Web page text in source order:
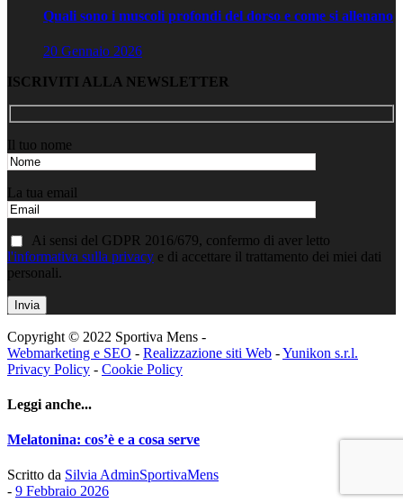
Quali sono i muscoli profondi del dorso e come si allenano
20 Gennaio 2026
ISCRIVITI ALLA NEWSLETTER
Il tuo nome
La tua email
Ai sensi del GDPR 2016/679, confermo di aver letto
l'informativa sulla privacy e di accettare il trattamento dei miei dati
personali.
Copyright © 2022 Sportiva Mens -
Webmarketing e SEO - Realizzazione siti Web -Yunikon s.r.l.
Privacy Policy - Cookie Policy
Leggi anche...
Melatonina: cos’è e a cosa serve
Scritto da Silvia AdminSportivaMens
- 9 Febbraio 2026